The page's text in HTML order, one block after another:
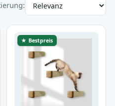
★ Bestpreis